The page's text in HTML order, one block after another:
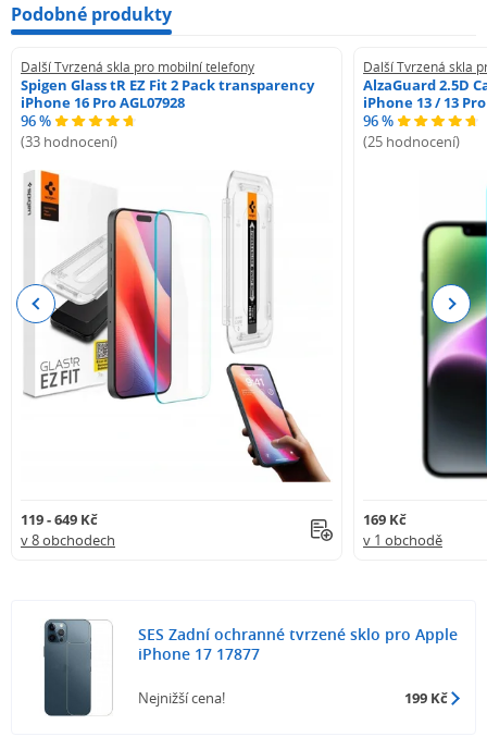
Podobné produkty
Další Tvrzená skla pro mobilní telefony
Spigen Glass tR EZ Fit 2 Pack transparency
iPhone 16 Pro AGL07928
96 %
(33 hodnocení)
119 - 649 Kč
v 8 obchodech
Další Tvrzená skla
AlzaGuard 2.5D
iPhone 13 / 13 Pro
96 %
(25 hodnocení)
169 Kč
v 1 obchodě
Previous Next
SES Zadní ochranné tvrzené sklo pro Apple
iPhone 17 17877
Nejnižší cena! 199 Kč